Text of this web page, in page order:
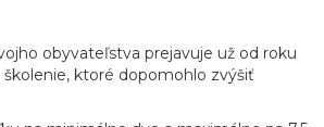
obyvateľstva prejavuje už od roku
ktoré dopomohlo zvýšiť